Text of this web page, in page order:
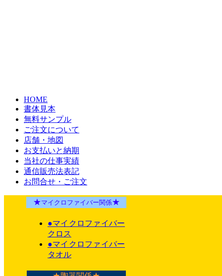
HOME
書体見本
無料サンプル
ご注文について
店舗・地図
お支払いと納期
当社の仕事実績
通信販売法表記
お問合せ・ご注文
★マイクロファイバー関係★
●マイクロファイバー
クロス
●マイクロファイバー
タオル